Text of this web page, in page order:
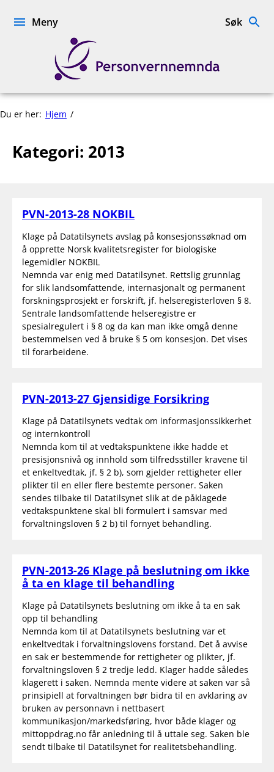
Personvernnemnda
Meny Søk
Du er her: Hjem
Kategori: 2013
PVN-2013-28 NOKBIL
Klage på Datatilsynets avslag på konsesjonssøknad om
å opprette Norsk kvalitetsregister for biologiske
legemidler NOKBIL
Nemnda var enig med Datatilsynet. Rettslig grunnlag
for slik landsomfattende, internasjonalt og permanent
forskningsprosjekt er forskrift, jf. helseregisterloven § 8.
Sentrale landsomfattende helseregistre er
spesialregulert i § 8 og da kan man ikke omgå denne
bestemmelsen ved å bruke § 5 om konsesjon. Det vises
til forarbeidene.
PVN-2013-27 Gjensidige Forsikring
Klage på Datatilsynets vedtak om informasjonssikkerhet
og internkontroll
Nemnda kom til at vedtakspunktene ikke hadde et
presisjonsnivå og innhold som tilfredsstiller kravene til
et enkeltvedtak, jf. § 2 b), som gjelder rettigheter eller
plikter til en eller flere bestemte personer. Saken
sendes tilbake til Datatilsynet slik at de påklagede
vedtakspunktene skal bli formulert i samsvar med
forvaltningsloven § 2 b) til fornyet behandling.
PVN-2013-26 Klage på beslutning om ikke
å ta en klage til behandling
Klage på Datatilsynets beslutning om ikke å ta en sak
opp til behandling
Nemnda kom til at Datatilsynets beslutning var et
enkeltvedtak i forvaltningslovens forstand. Det å avvise
en sak er bestemmende for rettigheter og plikter, jf.
forvaltningsloven § 2 tredje ledd. Klager hadde således
klagerett i saken. Nemnda mente videre at saken var så
prinsipiell at forvaltningen bør bidra til en avklaring av
bruken av personnavn i nettbasert
kommunikasjon/markedsføring, hvor både klager og
mittoppdrag.no får anledning til å uttale seg. Saken ble
sendt tilbake til Datatilsynet for realitetsbehandling.